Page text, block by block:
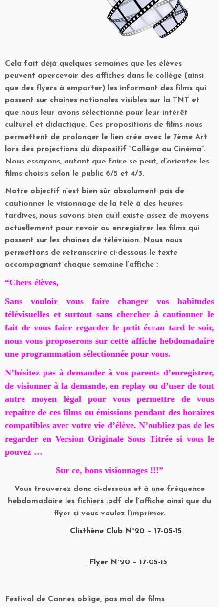
Cela fait déjà quelques semaines que les élèves
peuvent apercevoir des affiches dans le collège (ainsi
que des flyers à emporter) les informant des films qui
passent sur chaines nationales visibles sur la TNT et
que nous leur avons sélectionné pour leur intérêt
culturel et didactique. Ces propositions de films nous
permettent de prolonger le lien crée avec le 7ème Art
lors des projections du dispositif “Collège au Cinéma”.
Nous essayons, autant que faire se peut, d’orienter les
films choisis selon le public 6/5 et 4/3.
Notre objectif n’est bien sûr absolument pas de
cautionner le visionnage de la télé à des heures
tardives, nous savons bien qu’il existe assez de moyens
actuellement pour revoir ou enregistrer les films qui
passent sur les chaines de télévision. Nous nous
permettons de retranscrire ci-dessous le texte
accompagnant chaque semaine l’affiche :
“Chers élèves,
Sans vouloir vous faire changer vos habitudes
télévisuelles et surtout sans chercher à cautionner le
fait de vous faire regarder le petit écran tard le soir,
nous vous proposerons sur cette affiche hebdomadaire
une programmation sélectionnée pour vous.
N’hésitez pas à demander à vos parents d’enregistrer,
de visionner à la demande, en replay ou d’user de tout
autre moyen légal pour vous permettre de vous
repaître de ces films ou émissions pendant des horaires
compatibles avec votre vie d’élève. N’oubliez pas de les
regarder en Version Originale Sous Titrée si vous le
pouvez …
Sur ce, bons visionnages !!!”
Vous trouverez donc ci-dessous et à une fréquence
hebdomadaire les fichiers .pdf de l’affiche ainsi que du
flyer si vous voulez l’imprimer.
Clisthène Club N°20 – 17-05-15
Flyer N°20 – 17-05-15
Festival de Cannes oblige, pas mal de films